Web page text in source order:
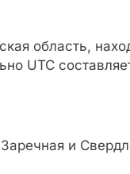
область,
UTC
и